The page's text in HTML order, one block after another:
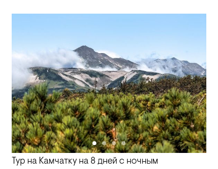
Тур на Камчатку на 8 дней с ночным